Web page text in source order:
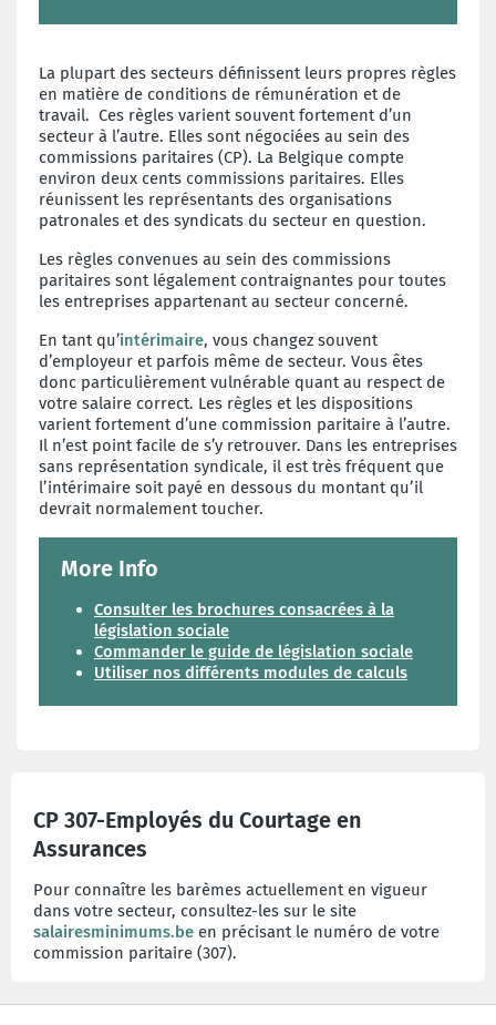
La plupart des secteurs définissent leurs propres règles
en matière de conditions de rémunération et de
travail. Ces règles varient souvent fortement d’un
secteur à l’autre. Elles sont négociées au sein des
commissions paritaires (CP). La Belgique compte
environ deux cents commissions paritaires. Elles
réunissent les représentants des organisations
patronales et des syndicats du secteur en question.
Les règles convenues au sein des commissions
paritaires sont légalement contraignantes pour toutes
les entreprises appartenant au secteur concerné.
En tant qu’intérimaire, vous changez souvent
d’employeur et parfois même de secteur. Vous êtes
donc particulièrement vulnérable quant au respect de
votre salaire correct. Les règles et les dispositions
varient fortement d’une commission paritaire à l’autre.
Il n’est point facile de s’y retrouver. Dans les entreprises
sans représentation syndicale, il est très fréquent que
l’intérimaire soit payé en dessous du montant qu’il
devrait normalement toucher.
More Info
Consulter les brochures consacrées à la
législation sociale
Commander le guide de législation sociale
Utiliser nos différents modules de calculs
CP 307-Employés du Courtage en
Assurances
Pour connaître les barèmes actuellement en vigueur
dans votre secteur, consultez-les sur le site
salairesminimums.be en précisant le numéro de votre
commission paritaire (307).